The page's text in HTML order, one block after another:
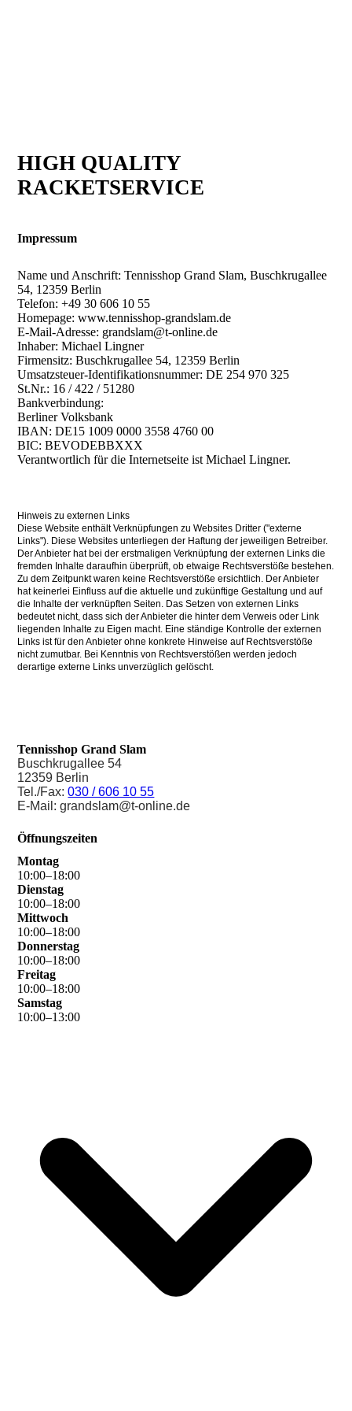
HIGH QUALITY
RACKETSERVICE
Impressum
Name und Anschrift: Tennisshop Grand Slam, Buschkrugallee
54, 12359 Berlin
Telefon: +49 30 606 10 55
Homepage: www.tennisshop-grandslam.de
E-Mail-Adresse: grandslam@t-online.de
Inhaber: Michael Lingner
Firmensitz: Buschkrugallee 54, 12359 Berlin
Umsatzsteuer-Identifikationsnummer: DE 254 970 325
St.Nr.: 16 / 422 / 51280
Bankverbindung:
Berliner Volksbank
IBAN: DE15 1009 0000 3558 4760 00
BIC: BEVODEBBXXX
Verantwortlich für die Internetseite ist Michael Lingner.
Hinweis zu externen Links
Diese Website enthält Verknüpfungen zu Websites Dritter ("externe
Links"). Diese Websites unterliegen der Haftung der jeweiligen Betreiber.
Der Anbieter hat bei der erstmaligen Verknüpfung der externen Links die
fremden Inhalte daraufhin überprüft, ob etwaige Rechtsverstöße bestehen.
Zu dem Zeitpunkt waren keine Rechtsverstöße ersichtlich. Der Anbieter
hat keinerlei Einfluss auf die aktuelle und zukünftige Gestaltung und auf
die Inhalte der verknüpften Seiten. Das Setzen von externen Links
bedeutet nicht, dass sich der Anbieter die hinter dem Verweis oder Link
liegenden Inhalte zu Eigen macht. Eine ständige Kontrolle der externen
Links ist für den Anbieter ohne konkrete Hinweise auf Rechtsverstöße
nicht zumutbar. Bei Kenntnis von Rechtsverstößen werden jedoch
derartige externe Links unverzüglich gelöscht.
Tennisshop Grand Slam
Buschkrugallee 54
12359 Berlin
Tel./Fax:030 / 606 10 55
E-Mail: grandslam@t-online.de
Öffnungszeiten
Montag
10:00–18:00
Dienstag
10:00–18:00
Mittwoch
10:00–18:00
Donnerstag
10:00–18:00
Freitag
10:00–18:00
Samstag
10:00–13:00